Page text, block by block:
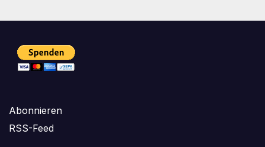
Abonnieren
RSS-Feed